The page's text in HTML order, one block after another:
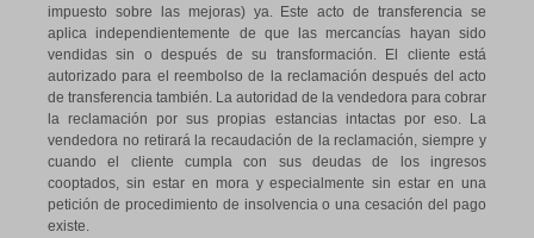
impuesto sobre las mejoras) ya. Este acto de transferencia se
aplica independientemente de que las mercancías hayan sido
vendidas sin o después de su transformación. El cliente está
autorizado para el reembolso de la reclamación después del acto
de transferencia también. La autoridad de la vendedora para cobrar
la reclamación por sus propias estancias intactas por eso. La
vendedora no retirará la recaudación de la reclamación, siempre y
cuando el cliente cumpla con sus deudas de los ingresos
cooptados, sin estar en mora y especialmente sin estar en una
petición de procedimiento de insolvencia o una cesación del pago
existe.